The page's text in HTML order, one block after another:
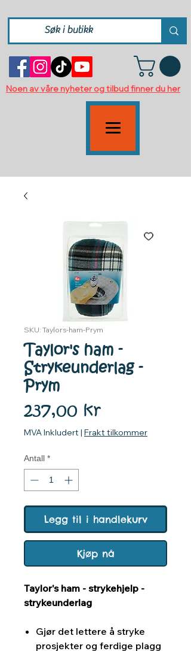
Noen av våre nyheter og tilbud finner du her
SKU: Taylors-ham-Prym
Taylor's ham -
Strykeunderlag -
Prym
237,00 krPris
MVA Inkludert | Frakt tilkommer
Antall *
Legg til i handlekurv
Kjøp nå
Taylor's ham - strykehjelp -
strykeunderlag
Gjør det lettere å stryke
prosjekter og ferdige plagg